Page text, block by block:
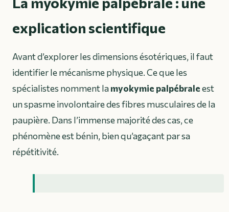
explication scientifique
Avant d’explorer les dimensions ésotériques, il faut
identifier le mécanisme physique. Ce que les
spécialistes nomment lamyokymie palpébraleest
un spasme involontaire des fibres musculaires de la
paupière. Dans l’immense majorité des cas, ce
phénomène est bénin, bien qu’agaçant par sa
répétitivité.